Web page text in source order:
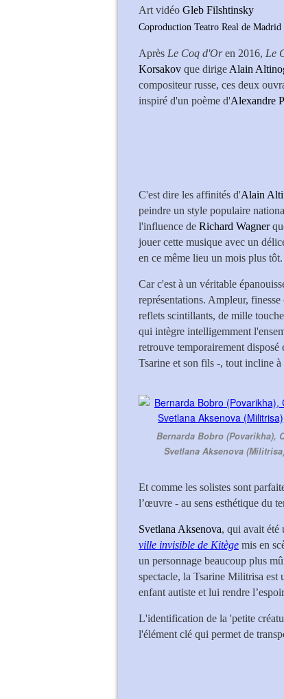
Art vidéo Gleb Filshtinsky
Coproduction Teatro Real de
Après Le Coq d'Oren 2016, Le
Korsakov que dirige Alain
compositeur russe, ces deux
inspiré d'un poème d'Alexandre
C'est dire les affinités d'Alain
peindre un style populaire
l'influence de Richard Wagner
jouer cette musique avec un
en ce même lieu un mois plus tôt.
Car c'est à un véritable
représentations. Ampleur,
reflets scintillants, de mille
qui intègre intelligemment
retrouve temporairement disposé
Tsarine et son fils -, tout incline
Bernarda Bobro (Povarikha),
Svetlana Aksenova
Et comme les solistes sont
l’œuvre - au sens esthétique du
Svetlana Aksenova, qui avait été
ville invisible de Kitège mis en
un personnage beaucoup plus
spectacle, la Tsarine Militrisa est
enfant autiste et lui rendre
L'identification de la 'petite
l'élément clé qui permet de